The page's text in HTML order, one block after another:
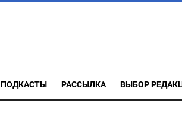
ПОДКАСТЫ РАССЫЛКА ВЫБОР